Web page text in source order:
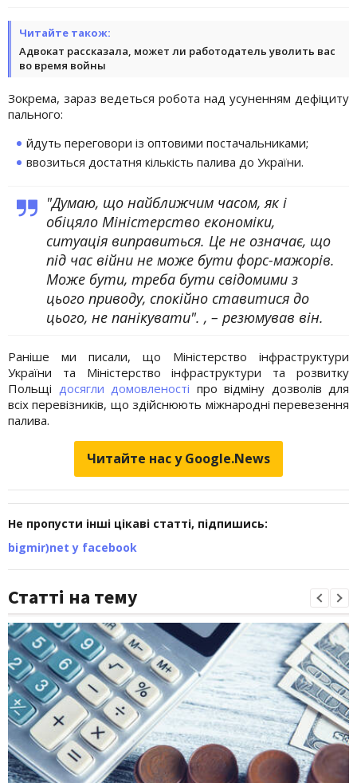
Читайте також:
Адвокат рассказала, может ли работодатель уволить вас
во время войны
Зокрема, зараз ведеться робота над усуненням дефіциту
пального:
йдуть переговори із оптовими постачальниками;
ввозиться достатня кількість палива до України.
"Думаю, що найближчим часом, як і
обіцяло Міністерство економіки,
ситуація виправиться. Це не означає, що
під час війни не може бути форс-мажорів.
Може бути, треба бути свідомими з
цього приводу, спокійно ставитися до
цього, не панікувати". , – резюмував він.
Раніше ми писали, що Міністерство інфраструктури
України та Міністерство інфраструктури та розвитку
Польщі досягли домовленості про відміну дозволів для
всіх перевізників, що здійснюють міжнародні перевезення
палива.
Читайте нас у Google.News
Не пропусти інші цікаві статті, підпишись:
bigmir)net у facebook
Статті на тему